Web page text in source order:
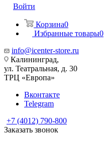
Войти
Корзина0
Избранные товары0
info@icenter-store.ru
Калининград,
ул. Театральная, д. 30
ТРЦ «Европа»
Вконтакте
Telegram
+7 (4012) 790-800
Заказать звонок